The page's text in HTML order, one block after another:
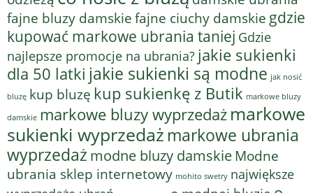
fajne bluzy damskiefajne ciuchy damskie gdzie
kupować markowe ubrania taniej Gdzie
najlepsze promocje na ubrania? jakie sukienki
dla 50 latki jakie sukienki są modne jak nosić
bluzę kup bluzę kup sukienkę z Butik markowe bluzy
damskie markowe bluzy wyprzedaż markowe
sukienki wyprzedaż markowe ubrania
wyprzedaż modne bluzy damskie Modne
ubrania sklep internetowy mohito swetry największe